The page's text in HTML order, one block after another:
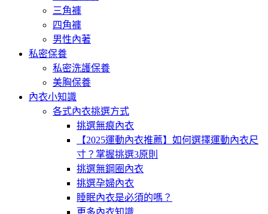
三角褲
四角褲
男性內著
私密保養
私密洗護保養
美胸保養
內衣小知識
各式內衣挑選方式
挑選無痕內衣
【2025運動內衣推薦】如何選擇運動內衣尺
寸？掌握挑選3原則
挑選無鋼圈內衣
挑選孕婦內衣
睡眠內衣是必須的嗎？
更多內衣知識